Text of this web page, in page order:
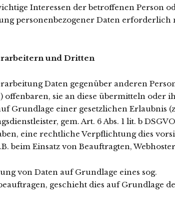
Interessen der betroffenen Person
personenbezogener Daten erforderlich
und Dritten
Daten gegenüber anderen
sie an diese übermitteln oder
Grundlage einer gesetzlichen Erlaubnis
gem. Art. 6 Abs. 1 lit. b
eine rechtliche Verpflichtung dies
beim Einsatz von Beauftragten,
von Daten auf Grundlage eines sog.
geschieht dies auf Grundlage